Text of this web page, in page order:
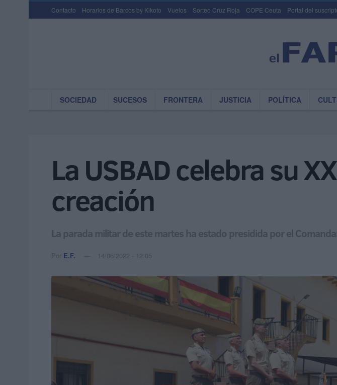
Contacto Horarios de Barcos by Kikoto Vuelos Sorteo Cruz Roja COPE Ceuta Portal del
SOCIEDAD SUCESOS FRONTERA JUSTICIA POLÍTICA
La USBAD celebra su
creación
La parada militar de este martes ha estado presidida por el
Por E.F. 14/06/2022 - 12:05